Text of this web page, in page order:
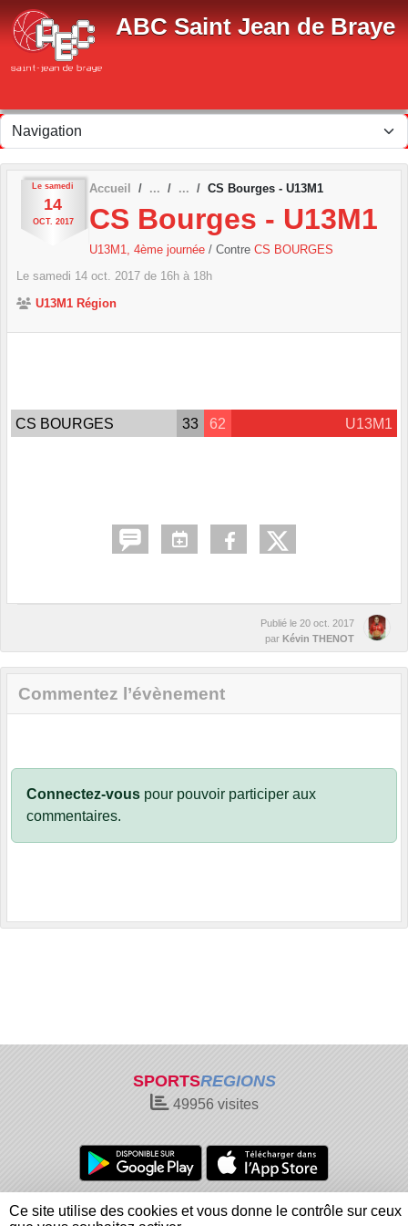
ABC Saint Jean de Braye
Le samedi
14
OCT. 2017
Accueil CS Bourges - U13M1
CS Bourges - U13M1
U13M1, 4ème journée / Contre CS BOURGES
Le samedi 14 oct. 2017 de 16h à 18h
U13M1 Région
CS BOURGES 33 62 U13M1
Publié le 20 oct. 2017
par Kévin THENOT
Commentez l’évènement
Connectez-vous pour pouvoir participer aux
commentaires.
SPORTSREGIONS
49956visites
Charte cookies
Gestion des cookies
Panneau de gestion des cookies
Ce site utilise des cookies et vous donne le contrôle sur ceux